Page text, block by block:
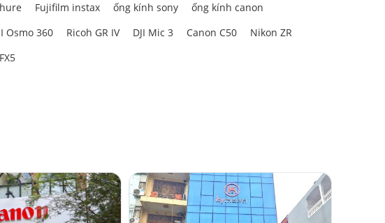
Fujifilm instax ống kính sony
ống kính canon
Osmo 360 Ricoh GR IV DJI Mic 3 Canon C50
Nikon ZR